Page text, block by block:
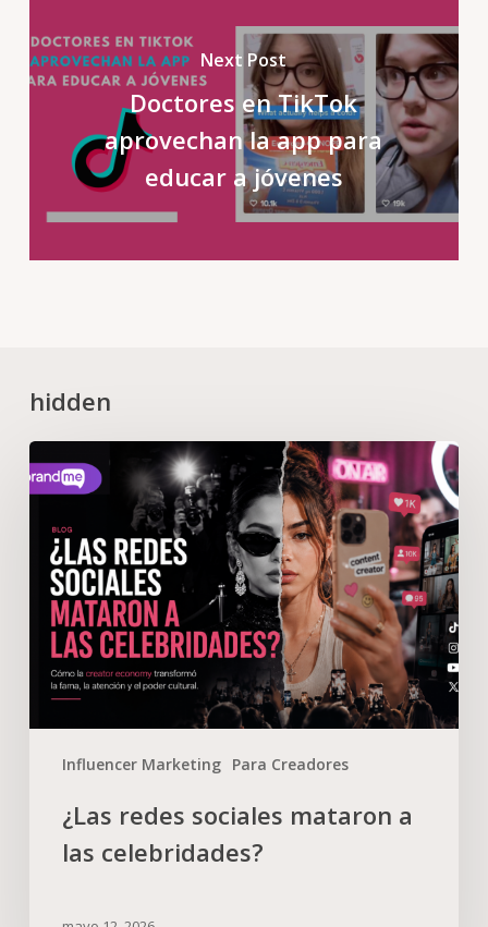
Next Post
Doctores en TikTok
aprovechan la app para
educar a jóvenes
hidden
Influencer Marketing Para Creadores
¿Las redes sociales mataron a
las celebridades?